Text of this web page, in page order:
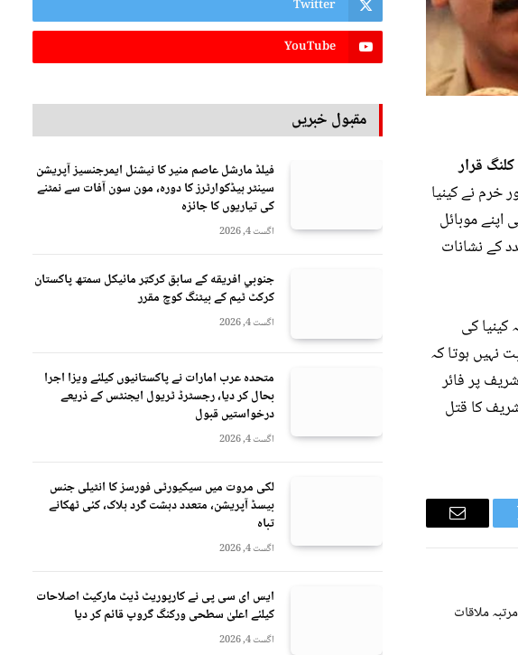
قرار
خرم نے کینیا
موبائل
کے نشانات
کی
نہیں ہوتا کہ
پر فائر
کا قتل
Email
عمران خان کے کہنے پر میجر جنرل فیصل نصیر سے 3 مرتبہ ملاقات
Twitter
YouTube
مقبول خبریں
فیلڈ مارشل عاصم منیر کا نیشنل ایمرجنسیز آپریشن
سینٹر ہیڈکوارٹرز کا دورہ، مون سون آفات سے نمٹنے
کی تیاریوں کا جائزہ
اگست 4, 2026
جنوبي افريقه کے سابق کرکټر مائیکل سمتھ پاکستان
کرکٹ ٹیم کے بیٹنگ کوچ مقرر
اگست 4, 2026
متحدہ عرب امارات نے پاکستانیوں کیلئے ویزا اجرا
بحال کر دیا، رجسٹرڈ ٹریول ایجنٹس کے ذریعے
درخواستیں قبول
اگست 4, 2026
لکی مروت میں سیکیورٹی فورسز کا انٹیلی جنس
بیسڈ آپریشن، متعدد دہشت گرد ہلاک، کئی ٹھکانے
تباہ
اگست 4, 2026
ایس ای سی پی نے کارپوریٹ ڈیٹ مارکیٹ اصلاحات
کیلئے اعلیٰ سطحی ورکنگ گروپ قائم کر دیا
اگست 4, 2026